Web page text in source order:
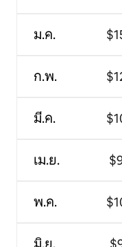
ม.ค.
ก.พ.
มี.ค.
เม.ย.
พ.ค.
มิ.ย.